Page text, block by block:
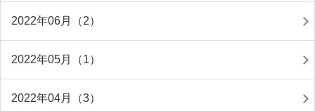
2022年06月（2）
2022年05月（1）
2022年04月（3）